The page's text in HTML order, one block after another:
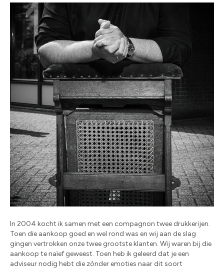
In 2004 kocht ik samen met een compagnon twee drukkerijen.
Toen die aankoop goed en wel rond was en wij aan de slag
gingen vertrokken onze twee grootste klanten. Wij waren bij die
aankoop te naïef geweest. Toen heb ik geleerd dat je een
adviseur nodig hebt die zónder emoties naar dit soort